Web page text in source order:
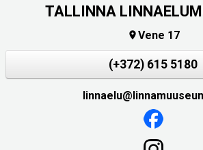
TALLINNA
Vene 17
(+372) 615 5180